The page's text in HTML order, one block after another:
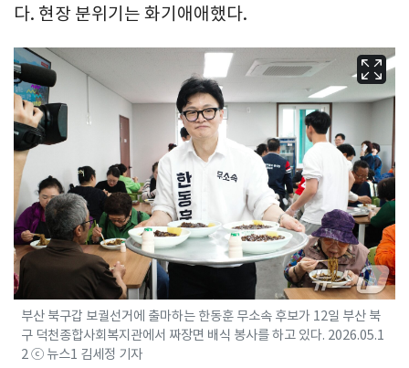
다. 현장 분위기는 화기애애했다.
부산 북구갑 보궐선거에 출마하는 한동훈 무소속 후보가 12일 부산 북
구 덕천종합사회복지관에서 짜장면 배식 봉사를 하고 있다. 2026.05.1
2 ⓒ 뉴스1 김세정 기자